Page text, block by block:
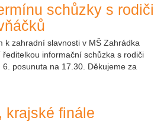
schůzky s rodiči
k zahradní slavnosti v MŠ Zahrádka
informační schůzka s rodiči
posunuta na 17.30. Děkujeme za
krajské finále